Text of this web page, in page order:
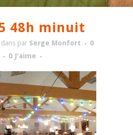
48h minuit
dans par Serge Monfort
0
0 J'aime